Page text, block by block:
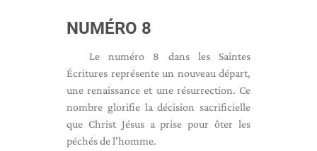
NUMÉRO 8
Le numéro 8 dans les Saintes
Écritures représente un nouveau départ,
une renaissance et une résurrection. Ce
nombre glorifie la décision sacrificielle
que Christ Jésus a prise pour ôter les
péchés de l'homme.